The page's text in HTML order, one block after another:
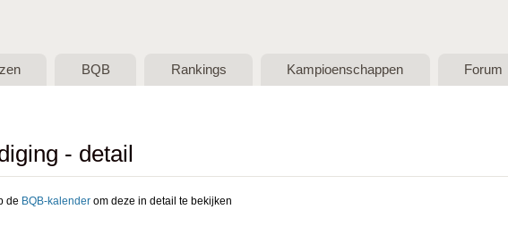
BQB Rankings Kampioenschappen Forum
- detail
de BQB-kalender om deze in detail te bekijken